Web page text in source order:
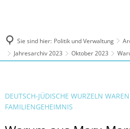
Sie sind hier: Politik und Verwaltung
Jahresarchiv 2023
Oktober 2023
DEUTSCH-JÜDISCHE WURZELN
FAMILIENGEHEIMNIS